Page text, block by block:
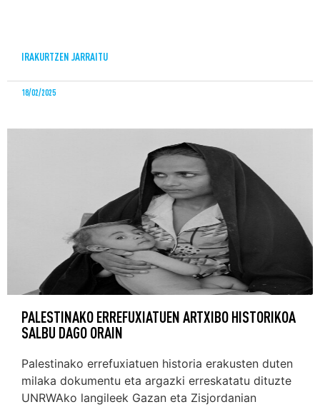
IRAKURTZEN JARRAITU
18/02/2025
PALESTINAKO ERREFUXIATUEN ARTXIBO HISTORIKOA
SALBU DAGO ORAIN
Palestinako errefuxiatuen historia erakusten duten
milaka dokumentu eta argazki erreskatatu dituzte
UNRWAko langileek Gazan eta Zisjordanian